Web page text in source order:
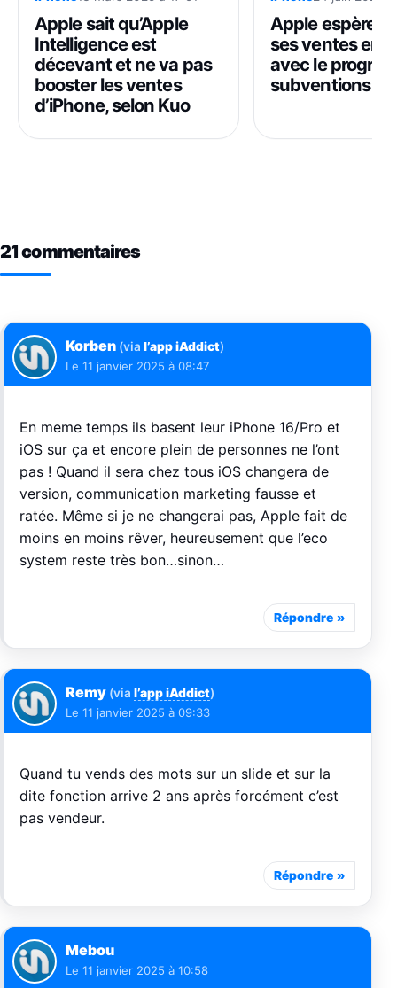
Apple sait qu’Apple
Intelligence est
décevant et ne va pas
booster les ventes
d’iPhone, selon Kuo
Apple espère
ses ventes en
avec le
subventions
21 commentaires
Korben (via l’app iAddict)
Le 11 janvier 2025 à 08:47
En meme temps ils basent leur iPhone 16/Pro et
iOS sur ça et encore plein de personnes ne l’ont
pas ! Quand il sera chez tous iOS changera de
version, communication marketing fausse et
ratée. Même si je ne changerai pas, Apple fait de
moins en moins rêver, heureusement que l’eco
system reste très bon…sinon…
Répondre
Remy (via l’app iAddict)
Le 11 janvier 2025 à 09:33
Quand tu vends des mots sur un slide et sur la
dite fonction arrive 2 ans après forcément c’est
pas vendeur.
Répondre
Mebou
Le 11 janvier 2025 à 10:58